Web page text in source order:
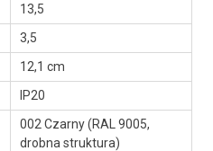
13,5
3,5
12,1 cm
IP20
002 Czarny (RAL 9005,
drobna struktura)